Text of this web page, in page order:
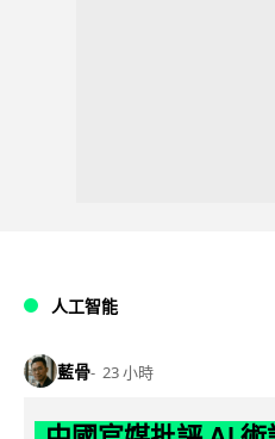
人工智能
藍骨 23 小時